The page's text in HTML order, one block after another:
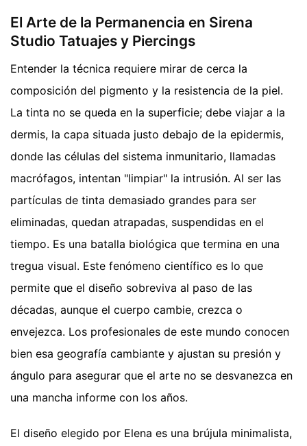
El Arte de la Permanencia en Sirena
Studio Tatuajes y Piercings
Entender la técnica requiere mirar de cerca la
composición del pigmento y la resistencia de la piel.
La tinta no se queda en la superficie; debe viajar a la
dermis, la capa situada justo debajo de la epidermis,
donde las células del sistema inmunitario, llamadas
macrófagos, intentan "limpiar" la intrusión. Al ser las
partículas de tinta demasiado grandes para ser
eliminadas, quedan atrapadas, suspendidas en el
tiempo. Es una batalla biológica que termina en una
tregua visual. Este fenómeno científico es lo que
permite que el diseño sobreviva al paso de las
décadas, aunque el cuerpo cambie, crezca o
envejezca. Los profesionales de este mundo conocen
bien esa geografía cambiante y ajustan su presión y
ángulo para asegurar que el arte no se desvanezca en
una mancha informe con los años.
El diseño elegido por Elena es una brújula minimalista,